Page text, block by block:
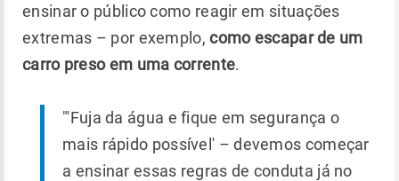
ensinar o público como reagir em situações
extremas – por exemplo,como escapar de um
carro preso em uma corrente.
"'Fuja da água e fique em segurança o
mais rápido possível' – devemos começar
a ensinar essas regras de conduta já no